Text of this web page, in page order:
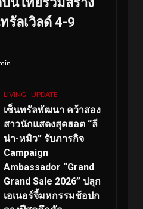
รัลเวิลด์ 4-9
LIVING UPDATE
เซ็นทรัลพัฒนา คว้าสอง
สาวนักแสดงสุดฮอต “ลี
น่า-หมิว” รับภารกิจ
Campaign
Ambassador “Grand
Grand Sale 2026” ปลุก
เอเนอร์จี้มหกรรมช้อปก